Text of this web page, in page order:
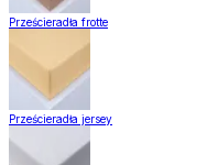
Prześcieradła frotte
Prześcieradła jersey